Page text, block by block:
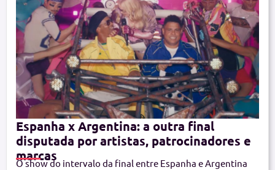
Espanha x Argentina: a outra final
disputada por artistas, patrocinadores e
marcas
O show do intervalo da final entre Espanha e Argentina